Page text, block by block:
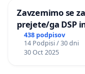
Zavzemimo se
prejete/ga DSP
438 podpisov
14 Podpisi / 30 dni
30 Oct 2025